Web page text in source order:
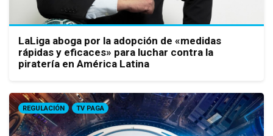
LaLiga aboga por la adopción de «medidas
rápidas y eficaces» para luchar contra la
piratería en América Latina
REGULACIÓN TV PAGA